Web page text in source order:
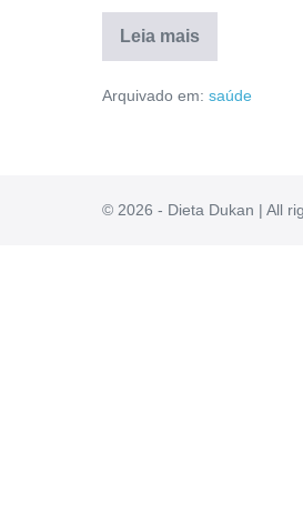
Leia mais
Insugota
Oficial:
[RESENHA]
Arquivado em: saúde
© 2026 - Dieta Dukan | All